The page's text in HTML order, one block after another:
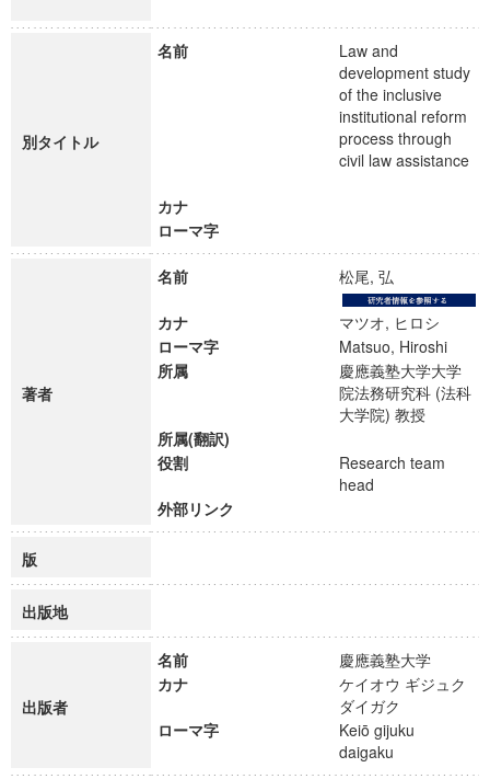
別タイトル
名前
Law and
development study
of the inclusive
institutional reform
process through
civil law assistance
カナ
ローマ字
著者
名前 松尾, 弘
カナ
マツオ, ヒロシ
ローマ字
Matsuo, Hiroshi
所属
慶應義塾大学大学
院法務研究科 (法科
大学院) 教授
所属(翻訳)
役割
Research team
head
外部リンク
版
出版地
出版者
名前
慶應義塾大学
カナ
ケイオウ ギジュク
ダイガク
ローマ字
Keiō gijuku
daigaku